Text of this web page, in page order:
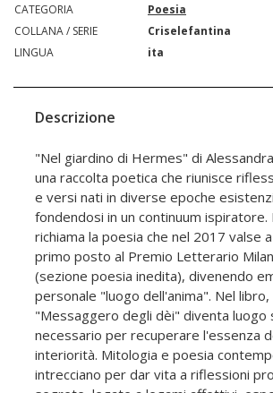
CATEGORIA
Poesia
COLLANA / SERIE
Criselefantina
LINGUA
ita
Descrizione
"Nel giardino di Hermes" di
una raccolta poetica che riunisce
e versi nati in diverse epoche
fondendosi in un continuum
richiama la poesia che nel 2017 valse
primo posto al Premio Letterario
(sezione poesia inedita), divenendo
personale "luogo dell'anima". Nel
"Messaggero degli dèi" diventa luogo
necessario per recuperare l'essenza
interiorità. Mitologia e poesia
intrecciano per dar vita a riflessioni